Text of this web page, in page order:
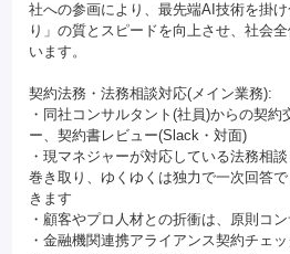
社への参画により、最先端AI技術を掛
り」の質とスピードを向上させ、社会
います。
契約法務・法務相談対応(メイン業務):
・同社コンサルタント(社員)からの契約
ー、契約書レビュー(Slack・対面)
・現マネジャーが対応している法務相
巻き取り、ゆくゆくは独力で一次回答
きます
・顧客やプロ人材との折衝は、原則コ
・金融機関連携アライアンス契約チェ